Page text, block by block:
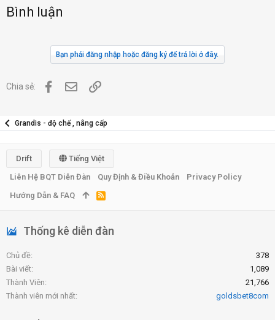
Bình luận
Bạn phải đăng nhập hoặc đăng ký để trả lời ở đây.
Chia sẻ: FacebookĐịa chỉ Email
Link
Grandis - độ chế , nâng cấp
Thống kê diễn đàn
Chủ đề
378
Bài viết
1,089
Thành Viên
21,766
Thành viên mới nhất
goldsbet8com
Drift
Tiếng Việt
Liên Hệ BQT Diễn Đàn
Quy Định & Điều Khoản
Privacy Policy
Hướng Dẫn & FAQ
R